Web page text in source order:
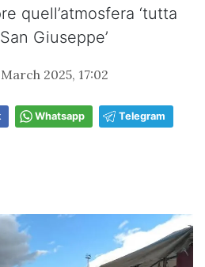
quell’atmosfera ‘tutta
Giuseppe’
March 2025, 17:02
Whatsapp Telegram